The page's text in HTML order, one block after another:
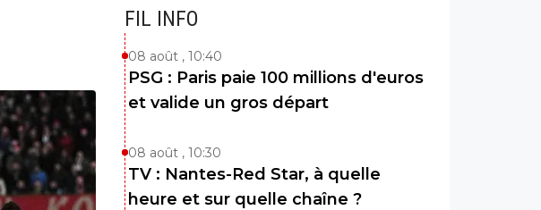
FIL INFO
08 août , 10:40
PSG : Paris paie 100 millions d'euros
et valide un gros départ
08 août , 10:30
TV : Nantes-Red Star, à quelle
heure et sur quelle chaîne ?